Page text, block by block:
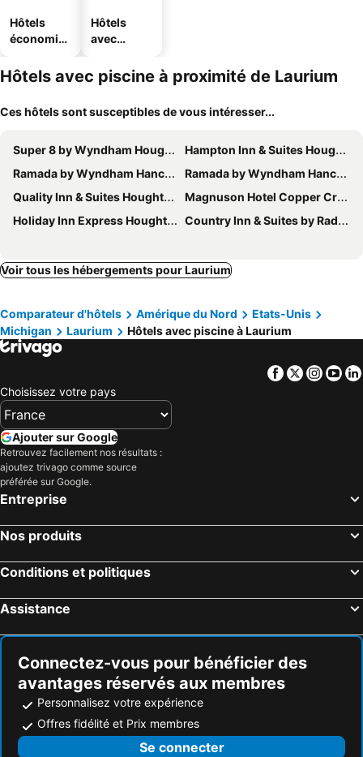
Hôtels
économiq
Hôtels
avec
Hôtels avec piscine à proximité de Laurium
Ces hôtels sont susceptibles de vous intéresser...
Super 8 by Wyndham Houghton
Hampton Inn & Suites Houghton
Ramada by Wyndham Hancock Waterfront
Ramada by Wyndham Hancock Waterfront
Quality Inn & Suites Houghton Downtown
Magnuson Hotel Copper Crown
Holiday Inn Express Houghton-keweenaw By Ihg
Country Inn & Suites by Radisson, Houghton, MI
Voir tous les hébergements pour Laurium
Comparateur d'hôtels Amérique du Nord
Etats-Unis
Michigan
Laurium Hôtels avec piscine à Laurium
Facebook
Twitter
Choisissez votre pays
Ajouter sur Google
Retrouvez facilement nos résultats :
ajoutez trivago comme source
préférée sur Google.
Entreprise
Nos produits
Conditions et politiques
Assistance
Connectez-vous pour bénéficier des
avantages réservés aux membres
Personnalisez votre expérience
Offres fidélité et Prix membres
Se connecter